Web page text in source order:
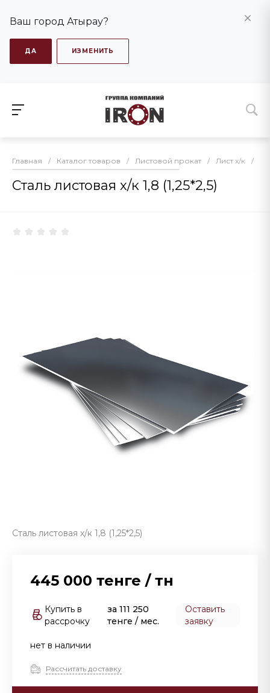
Ваш город Атырау?
ДА ИЗМЕНИТЬ
Главная / Каталог товаров / Листовой прокат / Лист х/к /
Сталь листовая х/к 1,8 (1,25*2,5)
Сталь листовая х/к 1,8 (1,25*2,5)
445 000 тенге / тн
Купить в
рассрочку
за111 250
тенге / мес.
Оставить
заявку
нет в наличии
Рассчитать доставку